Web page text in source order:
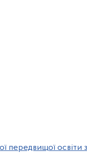
передвищої освіти